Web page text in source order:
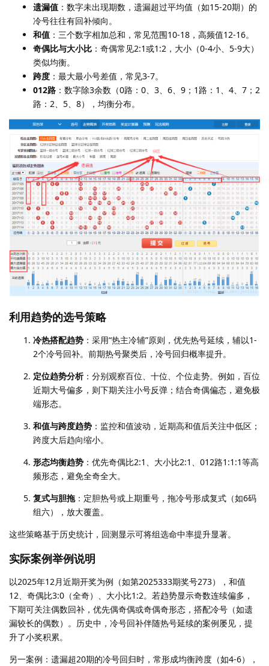
遗漏值 ：数字未出现期数，遗漏超过平均值（如15-20期）的
冷号往往有回补倾向。
和值 ：三个数字相加总和，常见范围10-18，高频值12-16。
奇偶比与大小比 ：奇偶常见2:1或1:2，大小（0-4小、5-9大）
类似均衡。
跨度 ：最大最小号差值，常见3-7。
012路 ：数字除3余数（0路：0、3、6、9；1路：1、4、7；2
路：2、5、8），均衡分布。
利用趋势的选号策略
冷热搭配趋势 ：采用“热主冷辅”原则，优先热号延续，辅以1-
2个冷号回补。前期热号聚类后，冷号回归概率提升。
定位趋势分析：分别观察百位、十位、个位走势。例如，百位
近期大号偏多，则下期关注小号反弹；结合奇偶偏态，避免极
端形态。
和值与跨度趋势 ：监控和值波动，近期高和值后关注中低区；
跨度大后趋向缩小。
形态均衡趋势 ：优先奇偶比2:1、大小比2:1、012路1:1:1等高
频形态，避免全奇全大。
复式与胆拖：定胆热号或上期重号，拖冷号形成复式（如6码
组六），放大覆盖。
这些策略基于历史统计，回测显示可将组选命中率提升显著。
实际案例举例说明
以2025年12月近期开奖为例（如第2025333期奖号273），和值
12、奇偶比3:0（全奇）、大小比1:2。若趋势显示奇数连续偏多，
下期可关注偶数回补，优先偶奇偶或奇偶奇形态，搭配冷号（如遗
漏较长的偶数）。历史中，冷号回补伴随热号延续的案例屡见，提
升了小奖积累。
另一案例：遗漏超20期的冷号回归时，常形成均衡跨度（如4-6），